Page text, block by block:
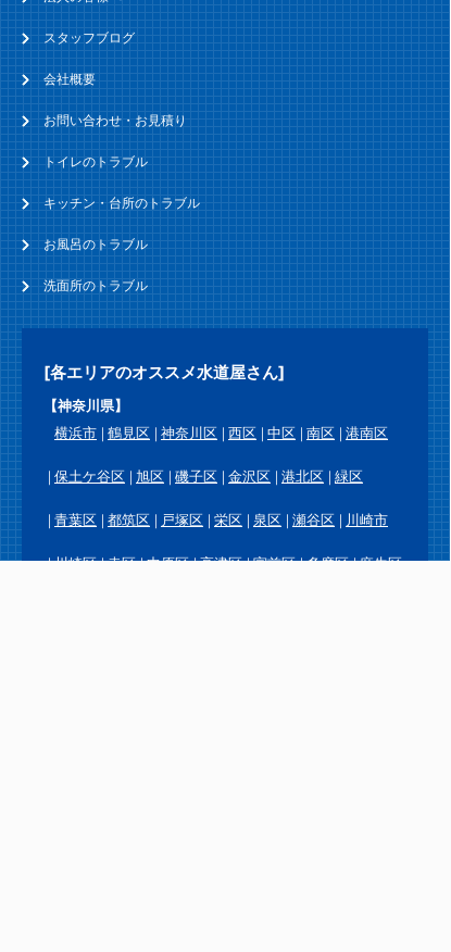
スタッフブログ
会社概要
お問い合わせ・お見積り
トイレのトラブル
キッチン・台所のトラブル
お風呂のトラブル
洗面所のトラブル
[各エリアのオススメ水道屋さん]
【神奈川県】
横浜市
鶴見区 神奈川区 西区 中区 南区 港南区
保土ケ谷区 旭区 磯子区 金沢区 港北区 緑区
青葉区 都筑区 戸塚区 栄区 泉区 瀬谷区 川崎市
川崎区 幸区 中原区 高津区 宮前区 多摩区 麻生区